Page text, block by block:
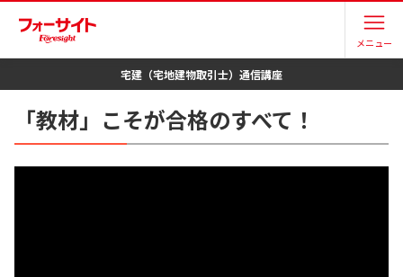
メニュー
宅建（宅地建物取引士）通信講座
「教材」こそが合格のすべて！